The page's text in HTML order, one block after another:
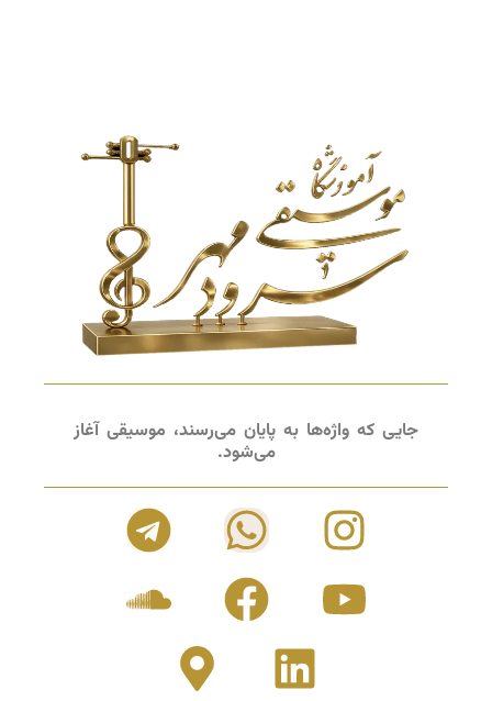
جایی که واژه‌ها به پایان می‌رسند، موسیقی آغاز
می‌شود.